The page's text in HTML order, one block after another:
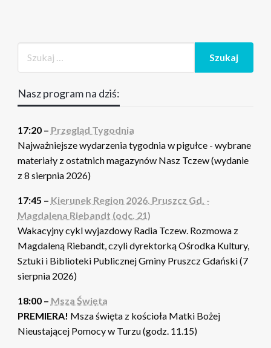
Nasz program na dziś:
17:20 – Przegląd Tygodnia
Najważniejsze wydarzenia tygodnia w pigułce - wybrane
materiały z ostatnich magazynów Nasz Tczew (wydanie
z 8 sierpnia 2026)
17:45 – Kierunek Region 2026. Pruszcz Gd. -
Magdalena Riebandt (odc. 21)
Wakacyjny cykl wyjazdowy Radia Tczew. Rozmowa z
Magdaleną Riebandt, czyli dyrektorką Ośrodka Kultury,
Sztuki i Biblioteki Publicznej Gminy Pruszcz Gdański (7
sierpnia 2026)
18:00 – Msza Święta
PREMIERA! Msza święta z kościoła Matki Bożej
Nieustającej Pomocy w Turzu (godz. 11.15)